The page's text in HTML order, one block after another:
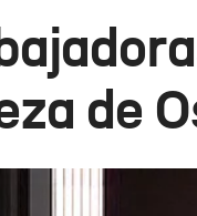
de